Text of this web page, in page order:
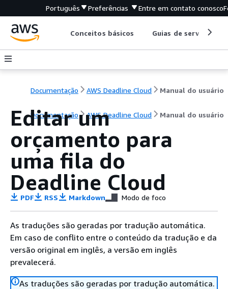
Português Preferências Entre em contato conosco
Conceitos básicos Guias de serviço
Documentação AWS Deadline Cloud Manual do usuário
Documentação AWS Deadline Cloud Manual do usuário
Editar um
orçamento para
uma fila do
Deadline Cloud
PDF RSS Markdown Modo de foco
As traduções são geradas por tradução automática.
Em caso de conflito entre o conteúdo da tradução e da
versão original em inglês, a versão em inglês
prevalecerá.
As traduções são geradas por tradução automática.